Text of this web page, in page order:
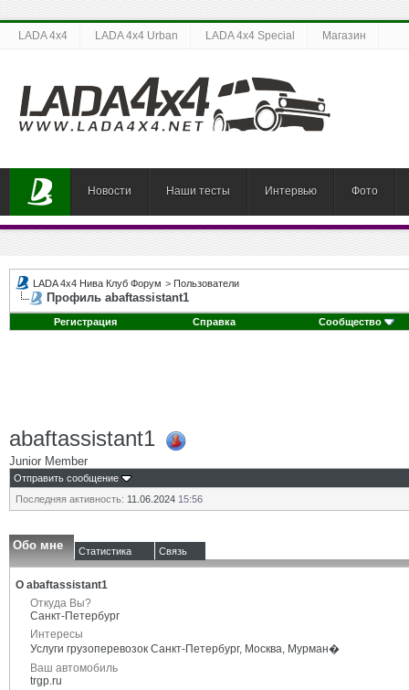
LADA 4x4 LADA 4x4 Urban LADA 4x4 Special Магазин
Новости Наши тесты Интервью Фото
LADA 4x4 Нива Клуб Форум > Пользователи
Профиль abaftassistant1
Регистрация Справка Сообщество
abaftassistant1
Junior Member
Отправить сообщение
Последняя активность: 11.06.2024 15:56
Обо мне Статистика Связь
О abaftassistant1
Откуда Вы?
Санкт-Петербург
Интересы
Услуги грузоперевозок Санкт-Петербург, Москва, Мурман�
Ваш автомобиль
trgp.ru